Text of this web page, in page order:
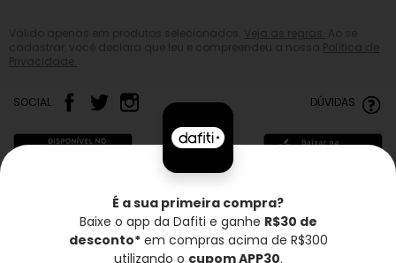
SOCIAL DÚVIDAS
Frete grátis* Troca grátis Entrega rápida
É a sua primeira compra?
Baixe o app da Dafiti e ganhe R$30 de
desconto*em compras acima de R$300
utilizando o cupom APP30.